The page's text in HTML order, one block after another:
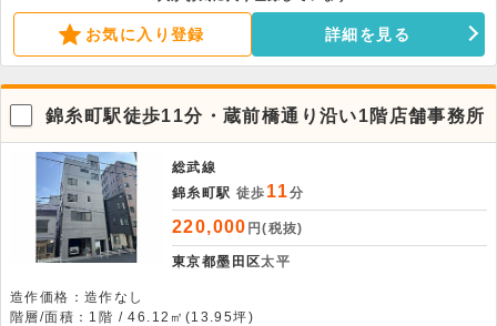
い。
お気に入り登録 詳細を見る
錦糸町駅徒歩11分・蔵前橋通り沿い1階店舗事務所
総武線
錦糸町駅 徒歩 11分
220,000 円(税抜)
東京都墨田区太平
造作価格：造作なし
階層/面積：1階 / 46.12㎡(13.95坪)